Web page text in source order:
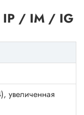
IP / IM / IG
увеличенная